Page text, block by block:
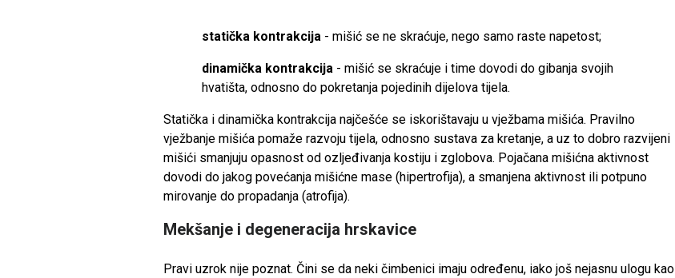
statička kontrakcija - mišić se ne skraćuje, nego samo raste napetost;
dinamička kontrakcija - mišić se skraćuje i time dovodi do gibanja svojih
hvatišta, odnosno do pokretanja pojedinih dijelova tijela.
Statička i dinamička kontrakcija najčešće se iskorištavaju u vježbama mišića. Pravilno
vježbanje mišića pomaže razvoju tijela, odnosno sustava za kretanje, a uz to dobro razvijeni
mišići smanjuju opasnost od ozljeđivanja kostiju i zglobova. Pojačana mišićna aktivnost
dovodi do jakog povećanja mišićne mase (hipertrofija), a smanjena aktivnost ili potpuno
mirovanje do propadanja (atrofija).
Mekšanje i degeneracija hrskavice
Pravi uzrok nije poznat. Čini se da neki čimbenici imaju određenu, iako još nejasnu ulogu kao